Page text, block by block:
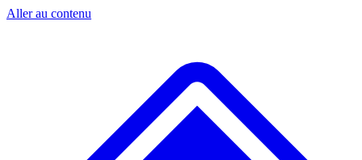
Aller au contenu